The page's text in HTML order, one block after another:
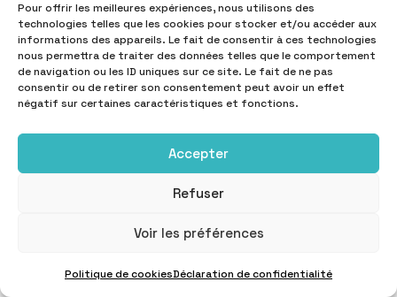
Pour offrir les meilleures expériences, nous utilisons des
technologies telles que les cookies pour stocker et/ou accéder aux
informations des appareils. Le fait de consentir à ces technologies
nous permettra de traiter des données telles que le comportement
de navigation ou les ID uniques sur ce site. Le fait de ne pas
consentir ou de retirer son consentement peut avoir un effet
négatif sur certaines caractéristiques et fonctions.
Accepter
Refuser
Voir les préférences
Politique de cookiesDéclaration de confidentialité
Grondin Nathalie Ariane dit :
3 novembre 2025 à 6h22
Bonjour, /3 novembre 2025/
Mr.Felden je suis une femme de 1m62 pour
49 kilos. Je cours depuis plusieurs années, 4
fois par semaine.Je prépare le marathon de
Quelle modèle d’hoka me conseilleriez -vous
NAG.